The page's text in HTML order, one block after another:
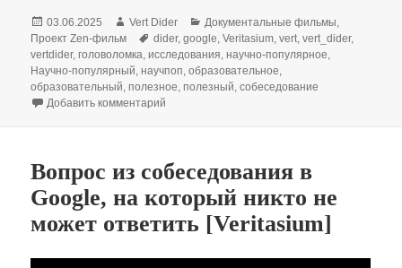
Опубликовано
03.06.2025 Автор
Vert Dider Рубрики
Документальные фильмы,
Проект Zen-фильм
Метки
dider,google,Veritasium,vert,vert_dider,
vertdider,головоломка,исследования,научно-популярное,
Научно-популярный,научпоп,образовательное,
образовательный,полезное,полезный,собеседование
Добавить комментарий
Вопрос из собеседования в
Google, на который никто не
может ответить [Veritasium]